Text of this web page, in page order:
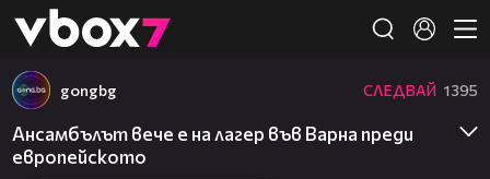
👾
gongbg СЛЕДВАЙ 1395
Ансамбълът вече е на лагер във Варна преди
европейското